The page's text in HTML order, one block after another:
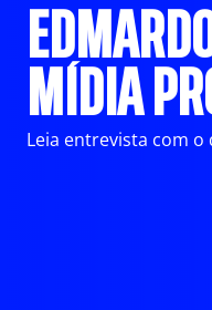
MÍDIA
Leia entrevista com